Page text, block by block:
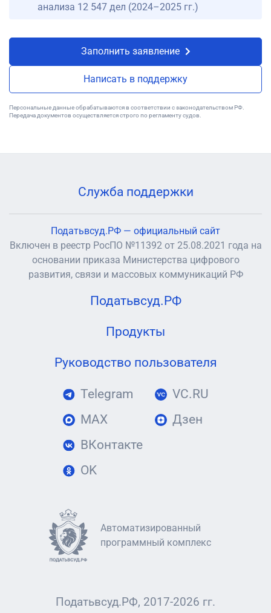
анализа 12 547 дел (2024–2025 гг.)
Заполнить заявление
Написать в поддержку
Персональные данные обрабатываются в соответствии с законодательством РФ.
Передача документов осуществляется строго по регламенту судов.
Служба поддержки
Податьвсуд.РФ — официальный сайт
Включен в реестр РосПО №11392 от 25.08.2021 года на
основании приказа Министерства цифрового
развития, связи и массовых коммуникаций РФ
Податьвсуд.РФ
Продукты
Руководство пользователя
Telegram
MAX
ВКонтакте
OK
VC.RU
Дзен
Автоматизированный
программный комплекс
Податьвсуд.РФ, 2017-2026 гг.